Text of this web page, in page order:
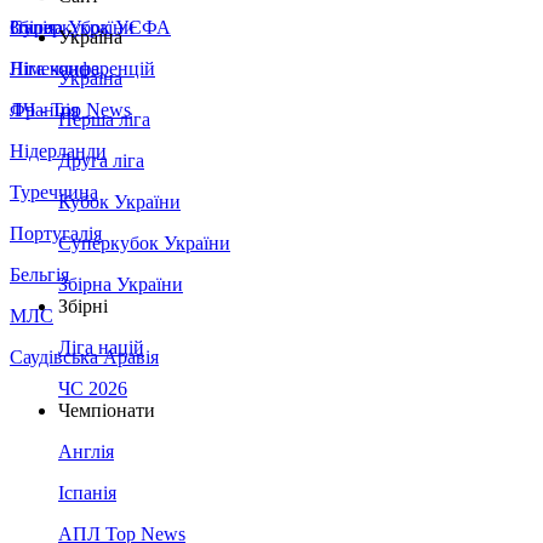
Збірна України
Італія
Німеччина
Франція
Нідерланди
Туреччина
Португалія
Бельгія
МЛС
Саудівська Аравія
Суперкубок УЄФА
Ліга конференцій
ЛЧ - Top News
Україна
Україна
Перша ліга
Друга ліга
Кубок України
Суперкубок України
Збірна України
Збірні
Ліга націй
ЧС 2026
Чемпіонати
Англія
Іспанія
АПЛ Top News